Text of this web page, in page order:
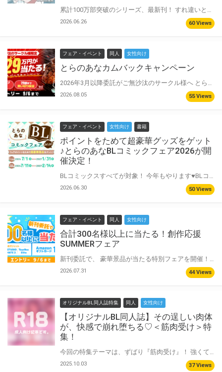
2026.06.26 60 Views
フェア・イベント 同人 女性向け
とらのあなカムバックキャンペーン
2026.08.05 55 Views
フェア・イベント 女性向け 書籍
ポイントをためて超豪華グッズをゲット
♪とらのあなBLコミックフェア2026が開
催決定！
2026.06.30 50 Views
フェア・イベント 同人 女性向け
合計300名様以上に当たる！創作応援
SUMMERフェア
2026.07.31 44 Views
オリジナルBL同人誌特集 同人 女性向け
【オリジナルBL同人誌】その逞しい肉体
が、快感で崩れ堕ちる♡＜筋肉受け＞特
集！
2025.10.03 37 Views